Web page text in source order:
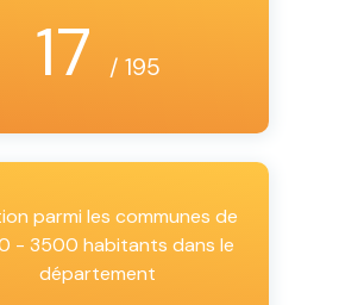
17 / 195
parmi les communes de
- 3500 habitants dans le
département